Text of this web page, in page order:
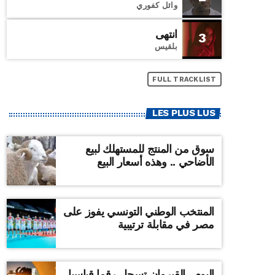
وائل كفوري
3 انتهى
بلقيس
FULL TRACKLIST
LES PLUS LUS
سوق من المنتج للمستهلك لبيع
الأضاحي .. وهذه أسعار البيع
المنتخب الوطني التونسي يفوز على
مصر في مقابلة ترتيبية